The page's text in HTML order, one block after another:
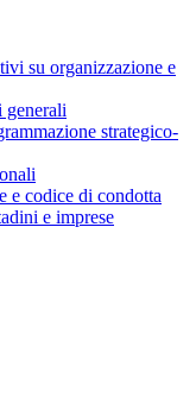
su organizzazione e
strategico-
e codice di condotta
e imprese